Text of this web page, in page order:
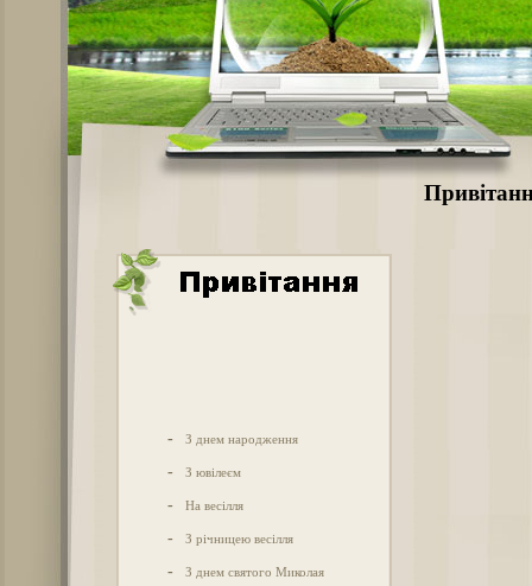
- З днем народження
- З ювілеєм
- На весілля
- З річницею весілля
- З днем святого Миколая